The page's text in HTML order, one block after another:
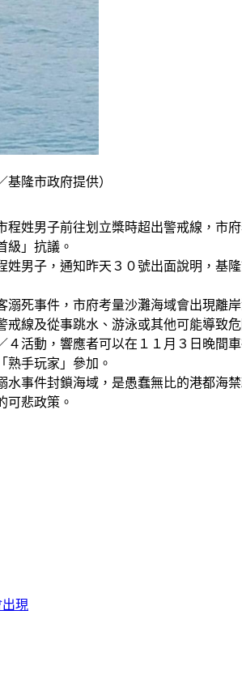
隆市政府提供）
姓男子前往划立槳時超出警戒線，市
級」抗議。
男子，通知昨天３０號出面說明，基
死事件，市府考量沙灘海域會出現離
線及從事跳水、游泳或其他可能導致
活動，響應者可以在１１月３日晚間
熟手玩家」參加。
事件封鎖海域，是愚蠢無比的港都海
可悲政策。
現